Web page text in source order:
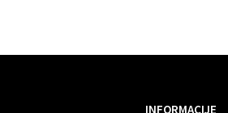
INFORMACIJE